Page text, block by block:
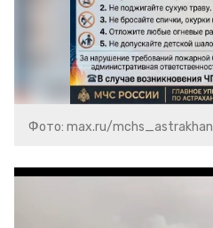
Фото: max.ru/mchs_astrakhan